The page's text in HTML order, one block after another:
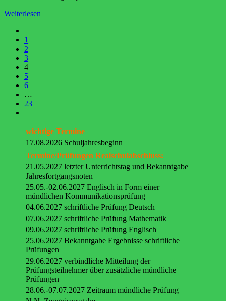
Weiterlesen
1
2
3
4
5
6
…
23
wichtige Termine
17.08.2026 Schuljahresbeginn
Termine/Prüfungen Realschulabschluss:
21.05.2027 letzter Unterrichtstag und Bekanntgabe
Jahresfortgangsnoten
25.05.-02.06.2027 Englisch in Form einer
mündlichen Kommunikationsprüfung
04.06.2027 schriftliche Prüfung Deutsch
07.06.2027 schriftliche Prüfung Mathematik
09.06.2027 schriftliche Prüfung Englisch
25.06.2027 Bekanntgabe Ergebnisse schriftliche
Prüfungen
29.06.2027 verbindliche Mitteilung der
Prüfungsteilnehmer über zusätzliche mündliche
Prüfungen
28.06.-07.07.2027 Zeitraum mündliche Prüfung